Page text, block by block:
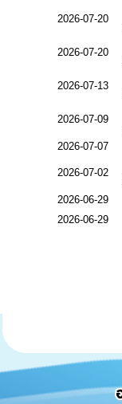
2026-07-20
2026-07-20
2026-07-13
2026-07-09
2026-07-07
2026-07-02
2026-06-29
2026-06-29